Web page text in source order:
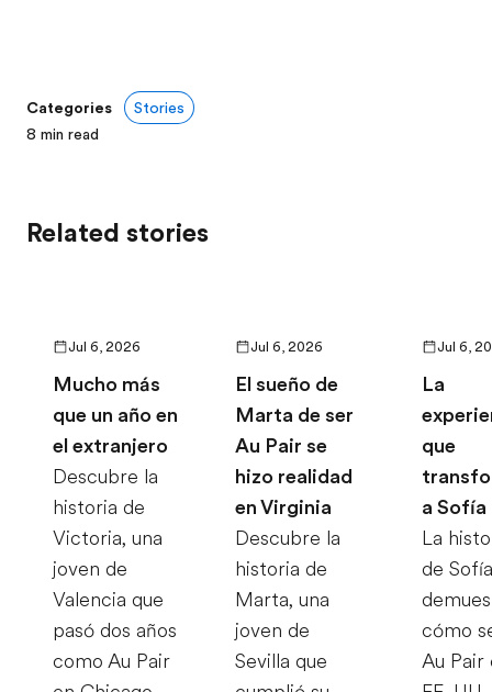
Categories
Stories
8 min read
Related stories
Jul 6, 2026
Mucho más
que un año en
el extranjero
Descubre la
historia de
Victoria, una
joven de
Valencia que
pasó dos años
como Au Pair
Jul 6, 2026
El sueño de
Marta de ser
Au Pair se
hizo realidad
en Virginia
Descubre la
historia de
Marta, una
joven de
Sevilla que
Jul 6,
La
que
a Sofía
La
de Sofía
cómo
Au Pair